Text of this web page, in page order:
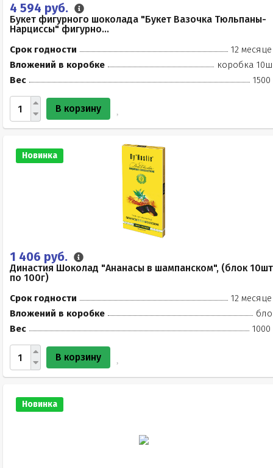
4 594 руб.
Букет фигурного шоколада "Букет Вазочка Тюльпаны-
Нарциссы" фигурно...
Срок годности
12
Вложений в коробке
коробка
Вес
1500
В корзину
Новинка
1 406 руб.
Династия Шоколад "Ананасы в шампанском", (блок 10шт
по 100г)
Срок годности
12
Вложений в коробке
Вес
1000
В корзину
Новинка